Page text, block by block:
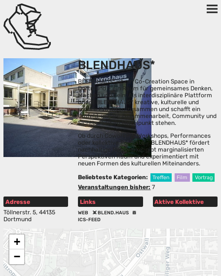
BLENDHAUS*
BLENDHAUS* ist ein Co-Creation Space in
Dortmund – ein Raum für gemeinsames Denken,
Machen und Sein. Als interdisziplinäre Plattform
bringt BLENDHAUS* kreative, kulturelle und
soziale Praktiken zusammen und schafft ein
Umfeld, in dem Zusammenarbeit, Community und
Sichtbarkeit im Mittelpunkt stehen.
Ob durch Coworking, Workshops, Performances
oder kollektive Formate – BLENDHAUS* fördert
nachhaltige Netzwerke, gibt marginalisierten
Perspektiven Raum und experimentiert mit
neuen Formen des kulturellen Miteinanders.
Beliebteste Kategorien:
Treffen Film Vortrag
Veranstaltungen bisher: 7
Adresse
Töllnerstr. 5, 44135
Dortmund
Links
WEB
BLEND.HAUS
ICS-FEED
Aktive Kollektive
+
−